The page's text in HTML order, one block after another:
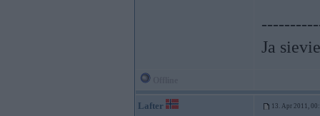
Ja
Lafter 13. Apr 2011,